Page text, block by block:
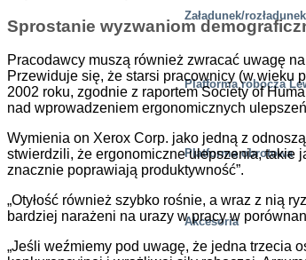
Załadunek/
Platforma robocza
Platforma obrotowa
Akcesoria
Sprostanie wyzwaniom
Pracodawcy muszą również zwracać uwagę
Przewiduje się, że starsi pracownicy (w wieku
2002 roku, zgodnie z raportem Society of
nad wprowadzeniem ergonomicznych
Wymienia on Xerox Corp. jako jedną z
stwierdzili, że ergonomiczne ulepszenia, takie
znacznie poprawiają produktywność”.
„Otyłość również szybko rośnie, a wraz z nią
bardziej narażeni na urazy w pracy w
„Jeśli weźmiemy pod uwagę, że jedna trzecia